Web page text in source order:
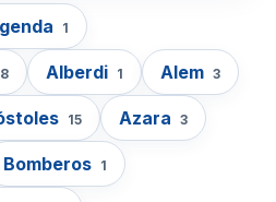
1
8 Alberdi 1 Alem 3
15 Azara 3
Bomberos 1